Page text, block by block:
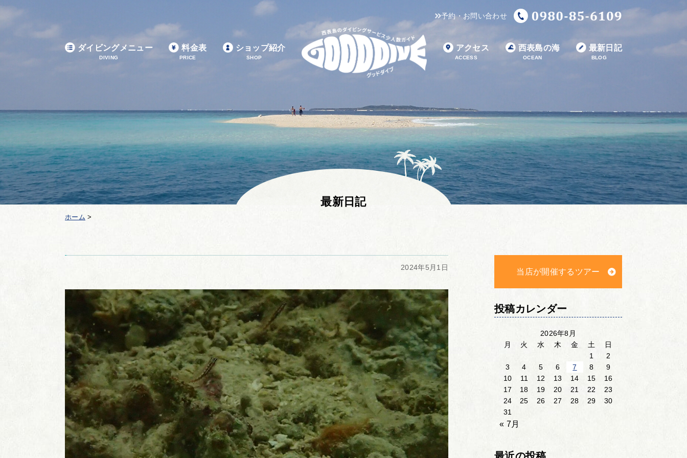
予約・お問い合わせ
ダイビングメニュー
DIVING
料金表
PRICE
ショップ紹介
SHOP
アクセス
ACCESS
西表島の海
OCEAN
最新日記
BLOG
最新日記
ホーム >
2024年5月1日 当店が開催するツアー
投稿カレンダー
2026年8月
月
火 水 木 金 土
日
1
2
3
4 5 6 7 8
9
10
11 12 13 14 15
16
17
18 19 20 21 22
23
24
25 26 27 28 29
30
31
« 7月